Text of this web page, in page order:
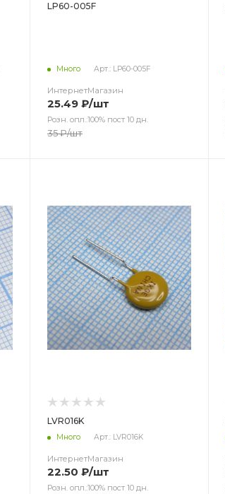
LP60-005F
Много Арт.: LP60-005F
ИнтернетМагазин
25.49 ₽/шт
Розн. опл.:100% пост 10 дн.
35₽/шт
LVR016K
Много Арт.: LVR016K
ИнтернетМагазин
22.50 ₽/шт
Розн. опл.:100% пост 10 дн.